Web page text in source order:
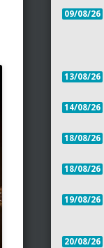
09/08/26
13/08/26
14/08/26
18/08/26
18/08/26
19/08/26
20/08/26